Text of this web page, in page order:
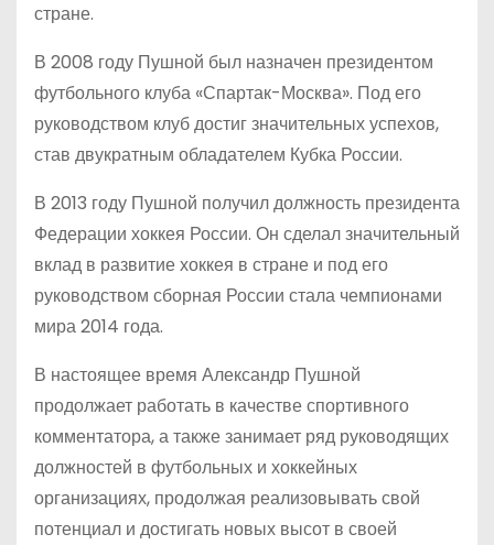
стране.
В 2008 году Пушной был назначен президентом
футбольного клуба «Спартак-Москва». Под его
руководством клуб достиг значительных успехов,
став двукратным обладателем Кубка России.
В 2013 году Пушной получил должность президента
Федерации хоккея России. Он сделал значительный
вклад в развитие хоккея в стране и под его
руководством сборная России стала чемпионами
мира 2014 года.
В настоящее время Александр Пушной
продолжает работать в качестве спортивного
комментатора, а также занимает ряд руководящих
должностей в футбольных и хоккейных
организациях, продолжая реализовывать свой
потенциал и достигать новых высот в своей